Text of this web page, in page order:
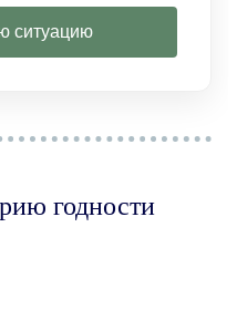
ситуацию
годности